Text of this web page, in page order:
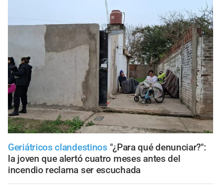
Geriátricos clandestinos "¿Para qué denunciar?":
la joven que alertó cuatro meses antes del
incendio reclama ser escuchada